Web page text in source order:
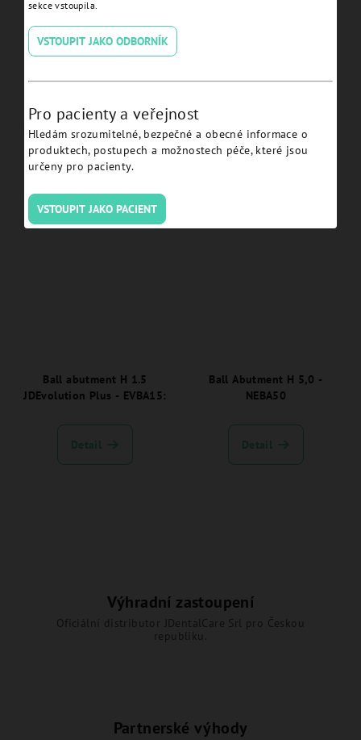
Elastive retentive cap ball -
EVBAN
Detail
Ball Abutment H 3,0 -
NEBA30
Ball abutment H 1.5
JDEvolution Plus - EVBA15:
Detail
Ball Abutment H 5,0 -
NEBA50
Detail
Výhradní zastoupení
Oficiální distributor JDentalCare Srl pro Českou
republiku.
Partnerské výhody
sekce vstoupila.
VSTOUPIT JAKO ODBORNÍK
Pro pacienty a veřejnost
Hledám srozumitelné, bezpečné a obecné informace o
produktech, postupech a možnostech péče, které jsou
určeny pro pacienty.
VSTOUPIT JAKO PACIENT